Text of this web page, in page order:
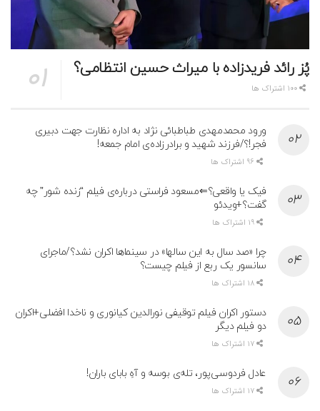
پُز رائد فریدزاده با میراث حسین انتظامی؟
ورود محمدمهدی طباطبائی نژاد به اداره نظارت جهت دبیری
فجر!؟/فرزند شهید و برادرزاده‌ی امام جمعه!
فیک یا واقعی؟⇐مسعود فراستی درباره‌ی فیلم “زنده شور” چه
گفت؟+ویدئو
چرا «صد سال به این سالها» در سینماها اکران نشد؟/ماجرای
سانسور یک ربع از فیلم چیست؟
دستور اکران فیلم توقیفی نورالدین کیانوری و ناخدا افضلی+اکران
دو فیلم دیگر
عادل فردوسی‌پور، تله‌ی بوسه و آهِ بابای باران!